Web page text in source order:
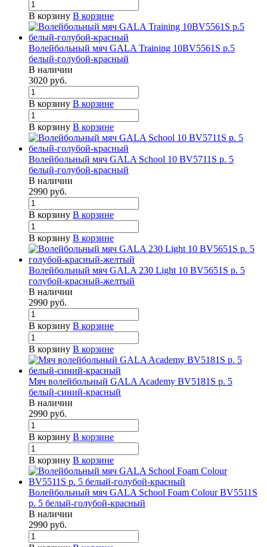
В корзину В корзине
Волейбольный мяч GALA Training 10BV5561S р.5
белый-голубой-красный
В наличии
3020 руб.
В корзину В корзине
В корзину В корзине
Волейбольный мяч GALA School 10 BV5711S р. 5
белый-голубой-красный
В наличии
2990 руб.
В корзину В корзине
В корзину В корзине
Волейбольный мяч GALA 230 Light 10 BV5651S р. 5
голубой-красный-желтый
В наличии
2990 руб.
В корзину В корзине
В корзину В корзине
Мяч волейбольный GALA Academy BV5181S р. 5
белый-синий-красный
В наличии
2990 руб.
В корзину В корзине
В корзину В корзине
Волейбольный мяч GALA School Foam Colour BV5511S
р. 5 белый-голубой-красный
В наличии
2990 руб.